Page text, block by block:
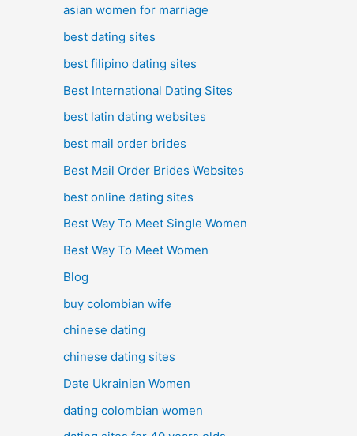
asian women for marriage
best dating sites
best filipino dating sites
Best International Dating Sites
best latin dating websites
best mail order brides
Best Mail Order Brides Websites
best online dating sites
Best Way To Meet Single Women
Best Way To Meet Women
Blog
buy colombian wife
chinese dating
chinese dating sites
Date Ukrainian Women
dating colombian women